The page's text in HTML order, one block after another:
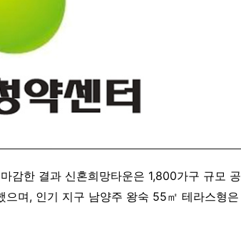
감한 결과 신혼희망타운은 1,800가구 규모 공
며, 인기 지구 남양주 왕숙 55㎡ 테라스형은